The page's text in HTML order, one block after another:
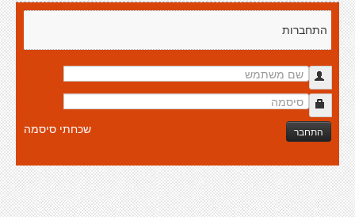
התחברות
התחבר שכחתי סיסמה